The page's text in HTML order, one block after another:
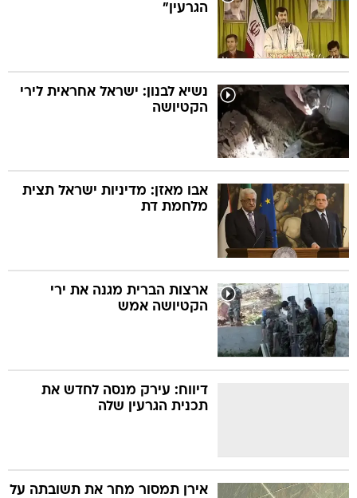
הגרעין"
נשיא לבנון: ישראל אחראית לירי
הקטיושה
אבו מאזן: מדיניות ישראל תצית
מלחמת דת
ארצות הברית מגנה את ירי
הקטיושה אמש
דיווח: עירק מנסה לחדש את
תכנית הגרעין שלה
אירן תמסור מחר את תשובתה על